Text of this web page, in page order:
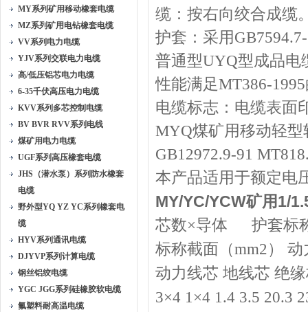
MY系列矿用移动橡套电缆
MZ系列矿用电钻橡套电缆
VV系列电力电缆
YJV系列交联电力电缆
高/低压铝芯电力电缆
6-35千伏高压电力电缆
KVV系列多芯控制电缆
BV BVR RVV系列电线
煤矿用电力电缆
UGF系列高压橡套电缆
JHS（潜水泵）系列防水橡套
电缆
野外型YQ YZ YC系列橡套电
缆
HYV系列通讯电缆
DJYVP系列计算电缆
钢丝铝绞电缆
YGC JGG系列硅橡胶软电缆
氟塑料耐高温电缆
缆：按右向绞合成缆
护套：采用
普通型UYQ型成品电
性能满足MT386-
电缆标志：电缆表面
MYQ煤矿用移动轻型
GB12972.9-91
本产品适用于额定电
MY/YC/YCW矿用1/
芯数×导体 护套标称
标称截面（mm2） 动
动力线芯 地线芯 绝
3×4 1×4 1.4 3.5 20.3